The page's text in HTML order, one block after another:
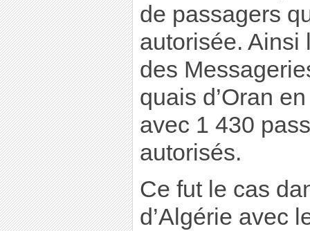
de passagers
autorisée.
des
quais d’Oran
avec 1 430
autorisés.
Ce fut le cas
d’Algérie avec